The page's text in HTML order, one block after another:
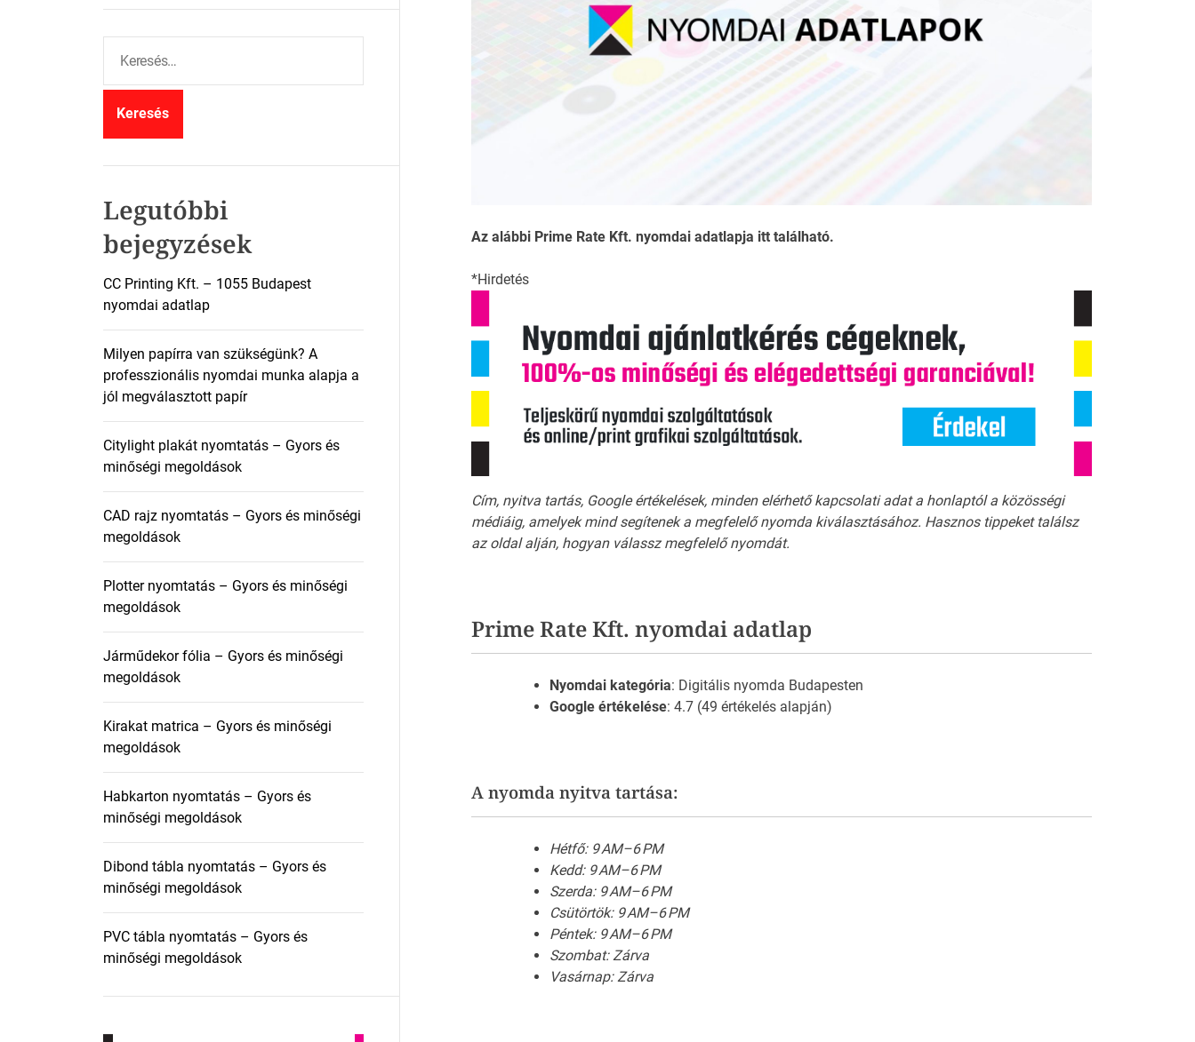
Az alábbi Prime Rate Kft. nyomdai adatlapja itt található.
*Hirdetés
Cím, nyitva tartás, Google értékelések, minden elérhető kapcsolati adat a honlaptól a közösségi
médiáig, amelyek mind segítenek a megfelelő nyomda kiválasztásához. Hasznos tippeket találsz
az oldal alján, hogyan válassz megfelelő nyomdát.
Prime Rate Kft. nyomdai adatlap
Nyomdai kategória: Digitális nyomda Budapesten
Google értékelése: 4.7 (49 értékelés alapján)
A nyomda nyitva tartása:
Hétfő: 9 AM–6 PM
Kedd: 9 AM–6 PM
Szerda: 9 AM–6 PM
Csütörtök: 9 AM–6 PM
Péntek: 9 AM–6 PM
Szombat: Zárva
Vasárnap: Zárva
r
Legutóbbi
bejegyzések
CC Printing Kft. – 1055 Budapest
nyomdai adatlap
Milyen papírra van szükségünk? A
professzionális nyomdai munka alapja a
jól megválasztott papír
Citylight plakát nyomtatás – Gyors és
minőségi megoldások
CAD rajz nyomtatás – Gyors és minőségi
megoldások
Plotter nyomtatás – Gyors és minőségi
megoldások
Járműdekor fólia – Gyors és minőségi
megoldások
Kirakat matrica – Gyors és minőségi
megoldások
Habkarton nyomtatás – Gyors és
minőségi megoldások
Dibond tábla nyomtatás – Gyors és
minőségi megoldások
PVC tábla nyomtatás – Gyors és
minőségi megoldások